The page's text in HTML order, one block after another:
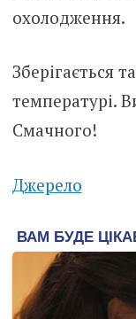
охолодження.
Зберігається
температурі.
Смачного!
Джерело